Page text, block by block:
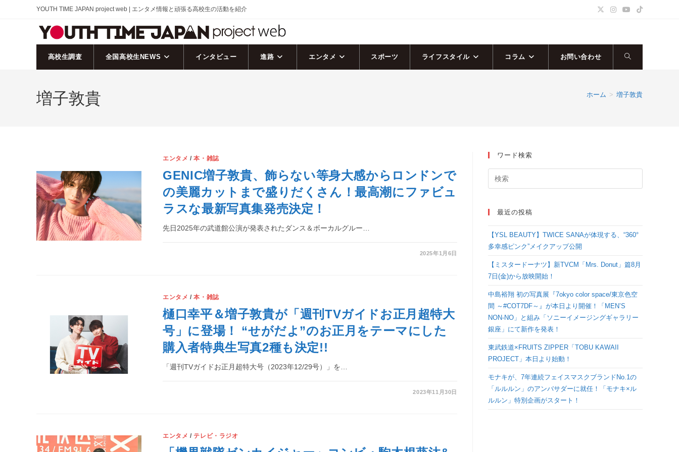
YOUTH TIME JAPAN project web | エンタメ情報と頑張る高校生の活動を紹介
高校生調査 全国高校生NEWS インタビュー 進路 エンタメ スポーツ ライフスタイル コラム お問い合わせ ウ
検
ト
増子敦貴 ホーム > 増子敦貴
エンタメ /本・雑誌
GENIC増子敦貴、飾らない等身大感からロンドンで
の美麗カットまで盛りだくさん！最高潮にファビュ
ラスな最新写真集発売決定！
先日2025年の武道館公演が発表されたダンス＆ボーカルグルー…
2025年1月6日
エンタメ /本・雑誌
樋口幸平＆増子敦貴が「週刊TVガイドお正月超特大
号」に登場！ “せがだよ”のお正月をテーマにした
購入者特典生写真2種も決定!!
「週刊TVガイドお正月超特大号（2023年12/29号）」を…
2023年11月30日
エンタメ / テレビ・ラジオ
ワード検索
最近の投稿
【YSL BEAUTY】TWICE SANAが体現する、“360°
多幸感ピンク”メイクアップ公開
【ミスタードーナツ】新TVCM「Mrs. Donut」篇8月
7日(金)から放映開始！
中島裕翔 初の写真展『7okyo color space/東京色空
間 ～#COT7DF～』が本日より開催！「MEN’S
NON-NO」と組み「ソニーイメージングギャラリー
銀座」にて新作を発表！
東武鉄道×FRUITS ZIPPER「TOBU KAWAII
PROJECT」本日より始動！
モナキが、7年連続フェイスマスクブランドNo.1の
「ルルルン」のアンバサダーに就任！「モナキ×ル
ルルン」特別企画がスタート！